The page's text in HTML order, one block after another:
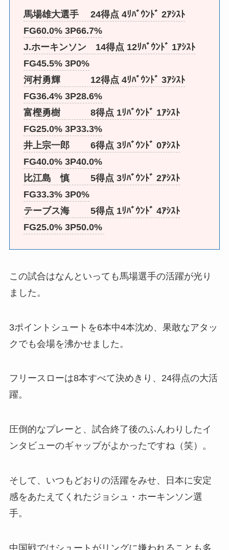
馬場雄大選手 24得点 4ﾘﾊﾞｳﾝﾄﾞ 2ｱｼｽﾄ
FG60.0% 3P66.7%
J.ホーキンソン 14得点 12ﾘﾊﾞｳﾝﾄﾞ 1ｱｼｽﾄ
FG45.5% 3P0%
河村勇輝 12得点 4ﾘﾊﾞｳﾝﾄﾞ 3ｱｼｽﾄ
FG36.4% 3P28.6%
富樫勇樹 8得点 1ﾘﾊﾞｳﾝﾄﾞ 1ｱｼｽﾄ
FG25.0% 3P33.3%
井上宗一郎 6得点 3ﾘﾊﾞｳﾝﾄﾞ 0ｱｼｽﾄ
FG40.0% 3P40.0%
比江島 慎 5得点 3ﾘﾊﾞｳﾝﾄﾞ 2ｱｼｽﾄ
FG33.3% 3P0%
テーブス海 5得点 1ﾘﾊﾞｳﾝﾄﾞ 4ｱｼｽﾄ
FG25.0% 3P50.0%
この試合はなんといっても馬場選手の活躍が光り
ました。
3ポイントシュートを6本中4本沈め、果敢なアタッ
クでも会場を沸かせました。
フリースローは8本すべて決めきり、24得点の大活
躍。
圧倒的なプレーと、試合終了後のふんわりしたイ
ンタビューのギャップがよかったですね（笑）。
そして、いつもどおりの活躍をみせ、日本に安定
感をあたえてくれたジョシュ・ホーキンソン選
手。
中国戦ではシュートがリングに嫌われることも多